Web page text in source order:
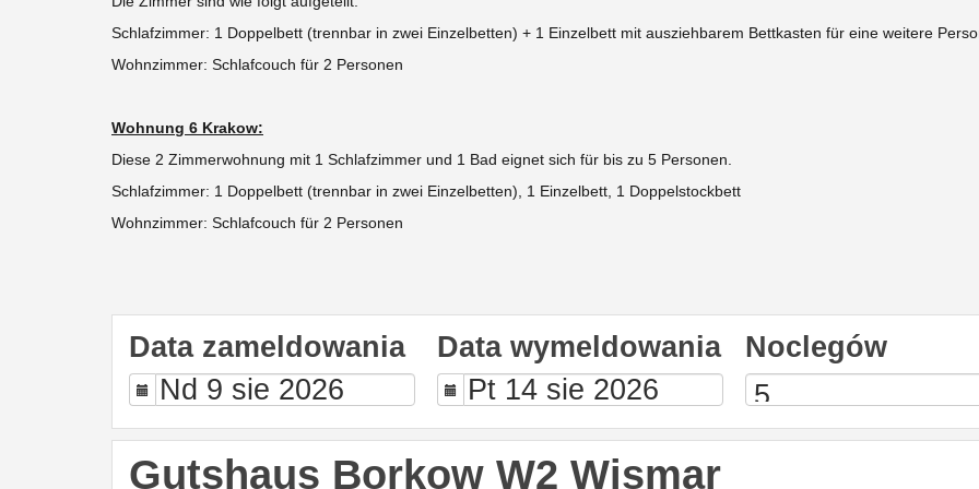
Schlafzimmer: 1 Doppelbett (trennbar in zwei Einzelbetten) + 1 Einzelbett mit ausziehbarem Bettkasten für eine weitere
Wohnzimmer: Schlafcouch für 2 Personen
Wohnung 6 Krakow:
Diese 2 Zimmerwohnung mit 1 Schlafzimmer und 1 Bad eignet sich für bis zu 5 Personen.
Schlafzimmer: 1 Doppelbett (trennbar in zwei Einzelbetten),
1 Einzelbett, 1 Doppelstockbett
Wohnzimmer: Schlafcouch für 2 Personen
Data zameldowania Data wymeldowania Noclegów
Gutshaus Borkow W2 Wismar